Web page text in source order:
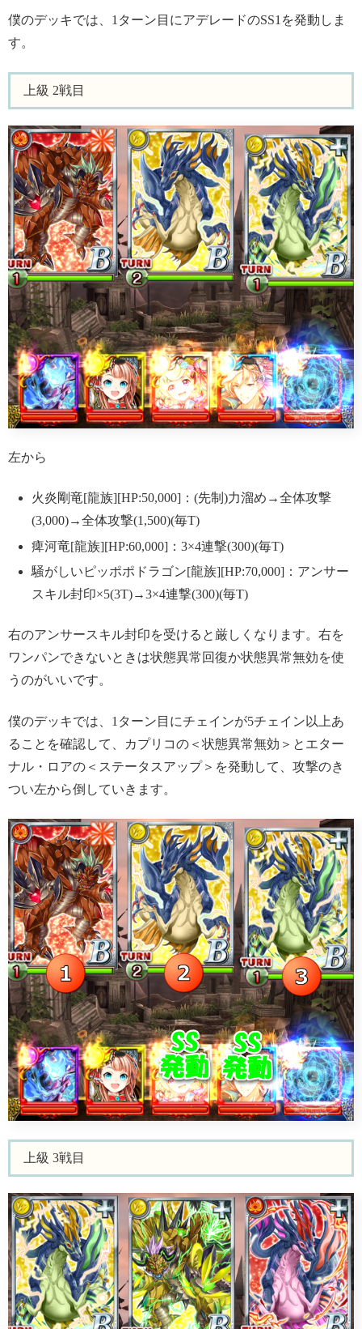
僕のデッキでは、1ターン目にアデレードのSS1を発動しま
す。
上級 2戦目
左から
火炎剛竜[龍族][HP:50,000]：(先制)力溜め→全体攻撃
(3,000)→全体攻撃(1,500)(毎T)
痺河竜[龍族][HP:60,000]：3×4連撃(300)(毎T)
騒がしいピッポポドラゴン[龍族][HP:70,000]：アンサー
スキル封印×5(3T)→3×4連撃(300)(毎T)
右のアンサースキル封印を受けると厳しくなります。右を
ワンパンできないときは状態異常回復か状態異常無効を使
うのがいいです。
僕のデッキでは、1ターン目にチェインが5チェイン以上あ
ることを確認して、カプリコの＜状態異常無効＞とエター
ナル・ロアの＜ステータスアップ＞を発動して、攻撃のき
つい左から倒していきます。
上級 3戦目